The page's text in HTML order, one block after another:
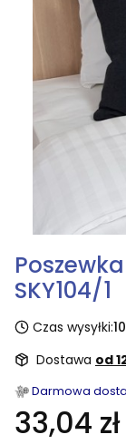
SKY104/1
Czas wysyłki:
Dostawa od
Darmowa
33,04 zł